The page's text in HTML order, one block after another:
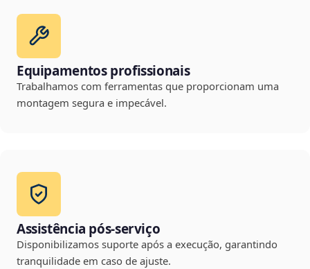
Equipamentos profissionais
Trabalhamos com ferramentas que proporcionam uma
montagem segura e impecável.
Assistência pós-serviço
Disponibilizamos suporte após a execução, garantindo
tranquilidade em caso de ajuste.